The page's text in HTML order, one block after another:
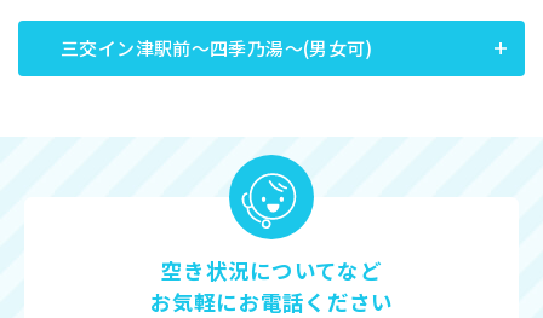
三交イン津駅前～四季乃湯～(男女可)
空き状況についてなど
お気軽にお電話ください